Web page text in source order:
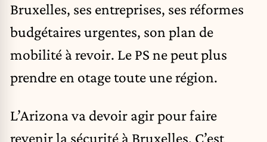
Bruxelles, ses entreprises, ses réformes
budgétaires urgentes, son plan de
mobilité à revoir. Le PS ne peut plus
prendre en otage toute une région.
L’Arizona va devoir agir pour faire
revenir la sécurité à Bruxelles. C’est